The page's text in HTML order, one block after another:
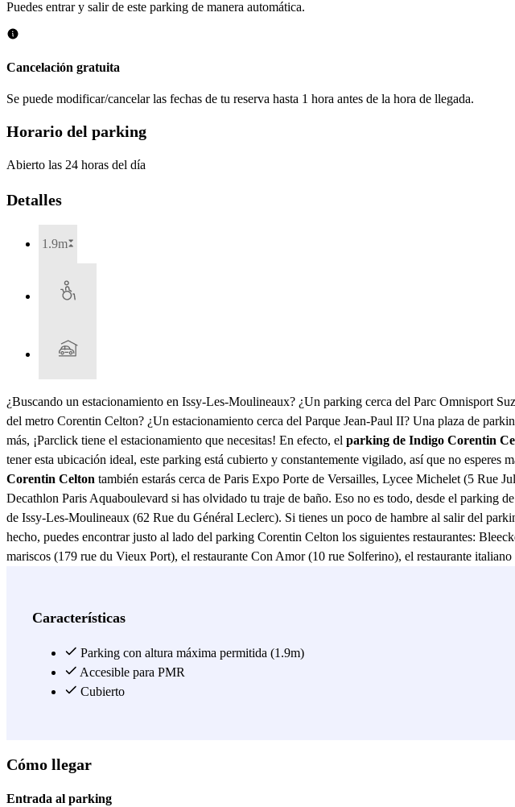
Puedes entrar y salir de este parking de manera automática.
Cancelación gratuita
Se puede modificar/cancelar las fechas de tu reserva hasta 1 hora antes de la hora de llegada.
Horario del parking
Abierto las 24 horas del día
Detalles
1.9m
¿Buscando un estacionamiento en Issy-Les-Moulineaux? ¿Un parking cerca del Parc Omnisport
del metro Corentin Celton? ¿Un estacionamiento cerca del Parque Jean-Paul II? Una plaza de
más, ¡Parclick tiene el estacionamiento que necesitas! En efecto, el parking de Indigo Corentin
tener esta ubicación ideal, este parking está cubierto y constantemente vigilado, así que no
Corentin Celton también estarás cerca de Paris Expo Porte de Versailles, Lycee Michelet (5
Decathlon Paris Aquaboulevard si has olvidado tu traje de baño. Eso no es todo, desde el
de Issy-Les-Moulineaux (62 Rue du Général Leclerc). Si tienes un poco de hambre al salir del
hecho, puedes encontrar justo al lado del parking Corentin Celton los siguientes restaurantes:
mariscos (179 rue du Vieux Port), el restaurante Con Amor (10 rue Solferino), el restaurante
Francia), Hotel BootCamp by HappyCulture (6 Rue Auguste Gervais, 92130 Issy-les-
parking en línea en el parking de Corentin Celton con Parclick! :)
Ver más
Características
Parking con altura máxima permitida (1.9m)
Accesible para PMR
Cubierto
Cómo llegar
Entrada al parking